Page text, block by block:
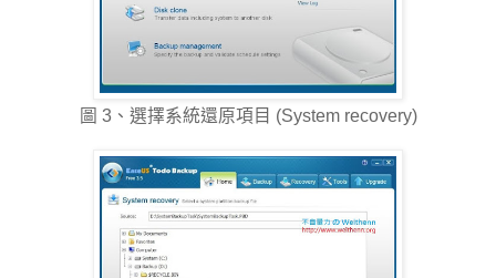
圖 3、選擇系統還原項目 (System recovery)